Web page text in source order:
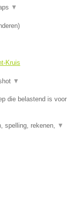
▼
)
Kruis
▼
die belastend is voor
spelling, rekenen, ▼